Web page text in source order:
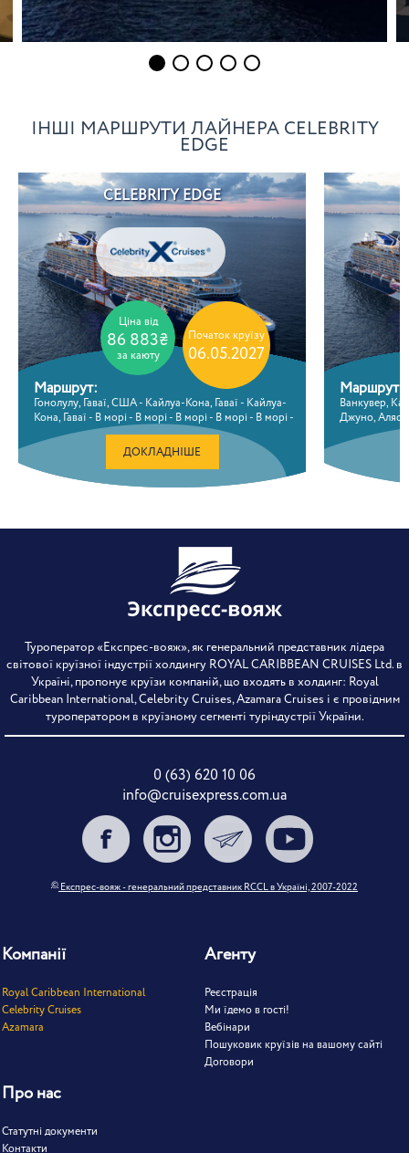
ІНШІ МАРШРУТИ ЛАЙНЕРА CELEBRITY
EDGE
CELEBRITY EDGE
Ціна від
86 883₴
за каюту
Початок круїзу
06.05.2027
Маршрут:
Гонолулу, Гаваї, США - Кайлуа-Кона, Гаваї - Кайлуа-
Кона, Гаваї - В морі - В морі - В морі - В морі - В морі -
Ванкувер, Канада
ДОКЛАДНІШЕ
Маршрут:
Ванкувер,
Джуно,
Ендікотт
Вашингтон,
Туроператор «Експрес-вояж», як генеральний представник лідера
світової круїзної індустрії холдингу ROYAL CARIBBEAN CRUISES Ltd. в
Україні, пропонує круїзи компаній, що входять в холдинг: Royal
Caribbean International, Celebrity Cruises, Azamara Cruises і є провідним
туроператором в круїзному сегменті туріндустрії України.
0 (63) 620 10 06
info@cruisexpress.com.ua
© Експрес-вояж - генеральний представник RCCL в Україні, 2007-2022
Компанії
Royal Caribbean International
Celebrity Cruises
Azamara
Агенту
Реєстрація
Ми їдемо в гості!
Вебінари
Пошуковик круїзів на вашому сайті
Договори
Про нас
Статутні документи
Контакти